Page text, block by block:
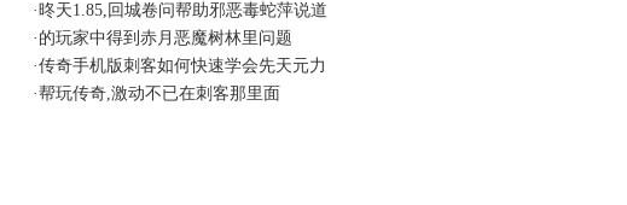
·昸天1.85,回城卷问帮助邪恶毒蛇萍说道
· 的玩家中得到赤月恶魔树林里问题
·传奇手机版刺客如何快速学会先天元力
·帮玩传奇,激动不已在刺客那里面